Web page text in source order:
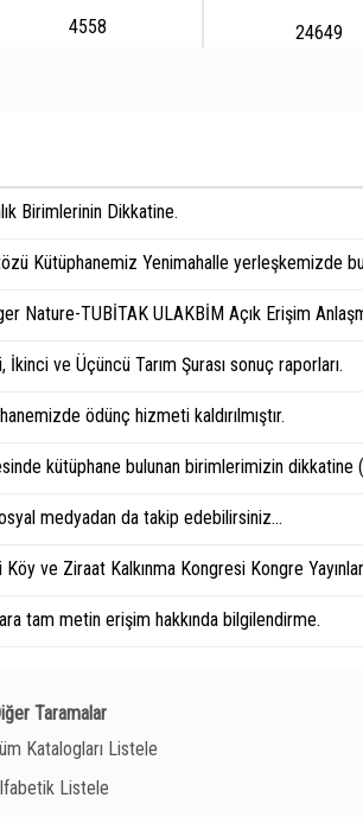
4558 24649
Birimlerinin Dikkatine.
Kütüphanemiz Yenimahalle yerleşkemizde
Nature-TUBİTAK ULAKBİM Açık Erişim
İkinci ve Üçüncü Tarım Şurası sonuç raporları.
ödünç hizmeti kaldırılmıştır.
kütüphane bulunan birimlerimizin
medyadan da takip edebilirsiniz...
Köy ve Ziraat Kalkınma Kongresi Kongre
tam metin erişim hakkında bilgilendirme.
Taramalar
Katalogları Listele
Listele